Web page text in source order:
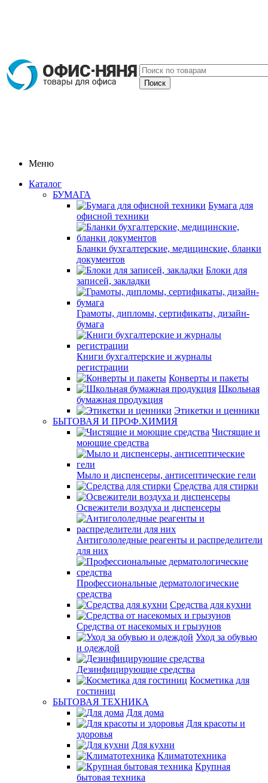
Меню
Каталог
БУМАГА
Бумага для
офисной техники
Бланки бухгалтерские, медицинские, бланки
документов
Блоки для
записей, закладки
Грамоты, дипломы, сертификаты, дизайн-
бумага
Книги бухгалтерские и журналы
регистрации
Конверты и пакеты
Школьная
бумажная продукция
Этикетки и ценники
БЫТОВАЯ И ПРОФ.ХИМИЯ
Чистящие и
моющие средства
Мыло и диспенсеры, антисептические гели
Средства для стирки
Освежители воздуха и диспенсеры
Антигололедные реагенты и распределители
для них
Профессиональные дерматологические
средства
Средства для кухни
Средства от насекомых и грызунов
Уход за обувью
и одеждой
Дезинфицирующие средства
Косметика для
гостиниц
БЫТОВАЯ ТЕХНИКА
Для дома
Для красоты и
здоровья
Для кухни
Климатотехника
Крупная
бытовая техника